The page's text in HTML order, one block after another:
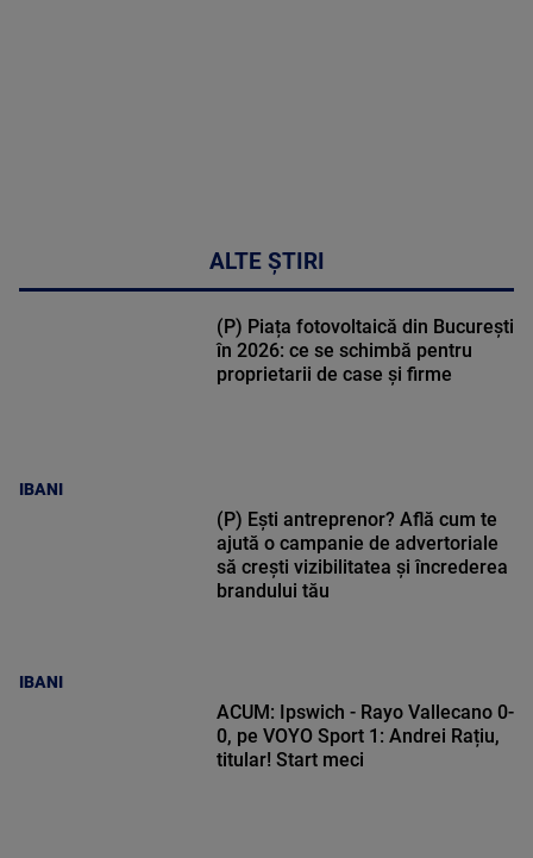
ALTE ȘTIRI
IBANI
(P) Piața fotovoltaică din București
în 2026: ce se schimbă pentru
proprietarii de case și firme
IBANI
(P) Ești antreprenor? Află cum te
ajută o campanie de advertoriale
să crești vizibilitatea și încrederea
brandului tău
ACUM: Ipswich - Rayo Vallecano 0-
0, pe VOYO Sport 1: Andrei Rațiu,
titular! Start meci